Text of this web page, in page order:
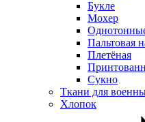
Букле
Мохер
Пальтовая
Плетёная
Сукно
Ткани для
Хлопок